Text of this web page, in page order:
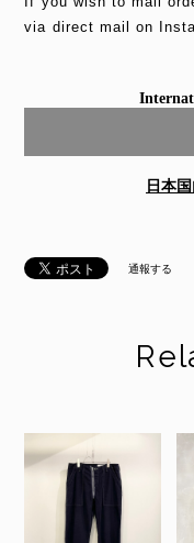
via direct mail on
日本
通報する